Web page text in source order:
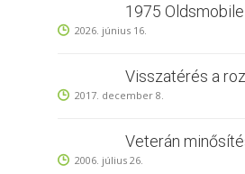
1975
2026. június 16.
Visszatérés a
2017. december 8.
Veterán
2006. július 26.